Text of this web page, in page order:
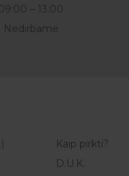
– 13:00
Nedirbame
Kaip pirkti?
D.U.K.